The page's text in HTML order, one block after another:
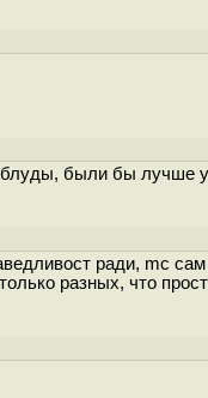
были бы лучше
ради, mc
разных, что